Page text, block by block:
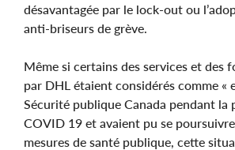
désavantagée par le lock-out ou
anti-briseurs de grève.
Même si certains des services et des
par DHL étaient considérés comme «
Sécurité publique Canada pendant la
COVID 19 et avaient pu se
mesures de santé publique, cette